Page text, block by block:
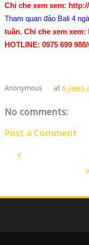
Chi che xem xem:
Tham quan đảo Bali 4
tuần. Chi che xem
HOTLINE: 0975 699
Anonymous at6 years
No comments:
Post a Comment
‹